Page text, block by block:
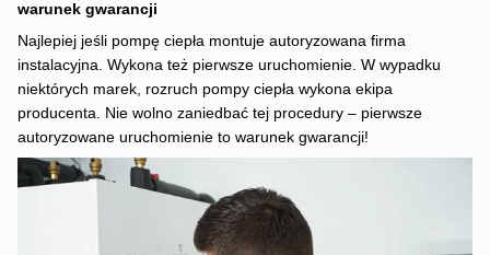
warunek gwarancji
Najlepiej jeśli pompę ciepła montuje autoryzowana firma
instalacyjna. Wykona też pierwsze uruchomienie. W wypadku
niektórych marek, rozruch pompy ciepła wykona ekipa
producenta. Nie wolno zaniedbać tej procedury – pierwsze
autoryzowane uruchomienie to warunek gwarancji!